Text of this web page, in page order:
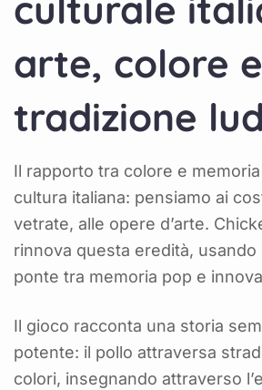
arte, colore e
tradizione
Il rapporto tra colore e
cultura italiana: pensiamo ai
vetrate, alle opere d’arte.
rinnova questa eredità, usando
ponte tra memoria pop e
Il gioco racconta una storia
potente: il pollo attraversa
colori, insegnando attraverso